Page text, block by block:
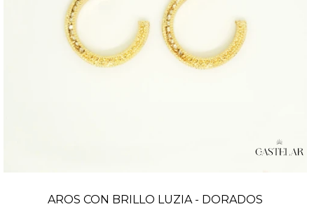
AROS CON BRILLO LUZIA - DORADOS